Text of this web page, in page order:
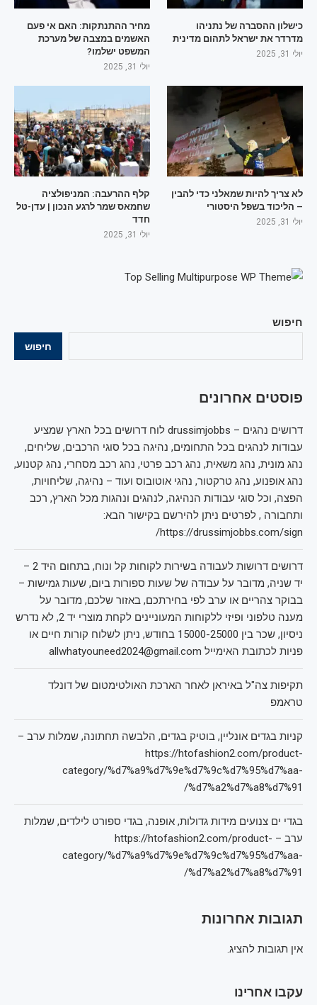
חיפוש
חיפוש
פוסטים אחרונים
דרושים נהגים – drussimjobbs לוח דרושים בכל הארץ שמציע
עבודות לנהגים בכל התחומים, נהיגה בכל סוגי הרכבים, שליחים,
נהג מונית, נהג משאית, נהג רכב פרטי, נהג רכב מסחרי, נהג קטנוע,
נהג אופנוע, נהג טרקטור, נהגי אוטובוס ועוד – נהיגה, שליחויות,
הפצה, וכל סוגי עבודות הנהיגה, לנהגים ונהגות מכל הארץ, רכב
ותחבורה , לפרטים ניתן להירשם בקישור הבא:
https://drussimjobbs.com/sign/
דרושים דרושות לעבודה בשירות לקוחות קל ונוח, בתחום היד 2 –
יד שניה, מדובר על עבודה של שעות ספורות ביום, שעות גמישות –
בבוקר צהריים או ערב לפי בחירתכם, באזור שלכם, מדובר על
מענה טלפוני ופיזי ללקוחות המעוניינים לקחת מוצרי יד 2, לא נדרש
ניסיון, שכר בין 15000-25000 בחודש, ניתן לשלוח קורות חיים או
פניות לכתובת האימייל allwhatyouneed2024@gmail.com
תקיפות צה"ל באיראן לאחר הארכת האולטימטום של דונלד
טראמפ
קניות בגדים אונליין, בוטיק בגדים, הלבשה תחתונה, שמלות ערב –
https://htofashion2.com/product-
category/%d7%a9%d7%9e%d7%9c%d7%95%d7%aa-
%d7%a2%d7%a8%d7%91/
בגדי ים צנועים מידות גדולות, אופנה, בגדי ספורט לילדים, שמלות
ערב – https://htofashion2.com/product-
category/%d7%a9%d7%9e%d7%9c%d7%95%d7%aa-
%d7%a2%d7%a8%d7%91/
תגובות אחרונות
אין תגובות להציג.
עקבו אחרינו
כישלון ההסברה של נתניהו
מדרדר את ישראל לתהום מדינית
יולי 31, 2025
מחיר ההתנתקות: האם אי פעם
האשמים במצבה של מערכת
המשפט ישלמו?
יולי 31, 2025
לא צריך להיות שמאלני כדי להבין
– הליכוד בשפל היסטורי
יולי 31, 2025
קלף ההרעבה: המניפולציה
שחמאס שמר לרגע הנכון | עדן-טל
חדד
יולי 31, 2025